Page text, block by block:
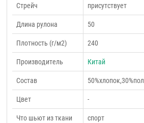
Cтрейч присутствует
Длина рулона 50
Плотность (г/м2) 240
Производитель Китай
Состав
Цвет -
Что шьют из ткани спорт